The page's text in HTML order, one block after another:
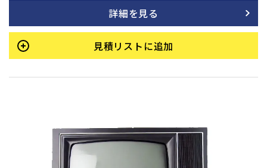
詳細を見る
見積リストに追加